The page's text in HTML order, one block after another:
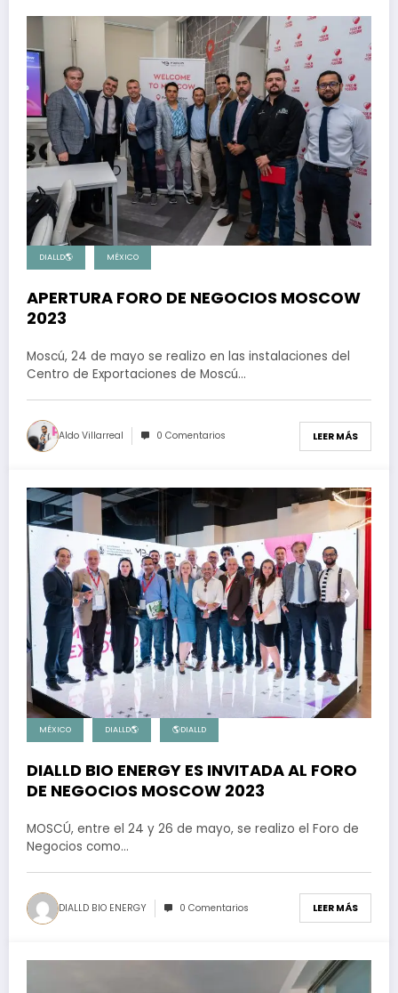
DIALLD🌎 MÉXICO
APERTURA FORO DE NEGOCIOS MOSCOW
2023
Moscú, 24 de mayo se realizo en las instalaciones del
Centro de Exportaciones de Moscú…
Aldo Villarreal 0 Comentarios LEER MÁS
MÉXICO DIALLD🌎 🌎DIALLD
DIALLD BIO ENERGY ES INVITADA AL FORO
DE NEGOCIOS MOSCOW 2023
MOSCÚ, entre el 24 y 26 de mayo, se realizo el Foro de
Negocios como…
DIALLD BIO ENERGY 0 Comentarios LEER MÁS